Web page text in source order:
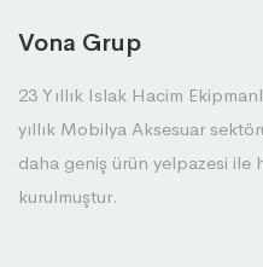
Vona Grup
23 Yıllık Islak Hacim
yıllık Mobilya Aksesuar
daha geniş ürün yelpazesi ile
kurulmuştur.